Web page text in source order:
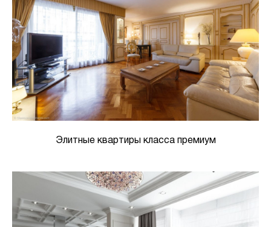
Элитные квартиры класса премиум